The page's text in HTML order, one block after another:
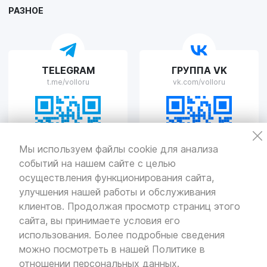
Мы используем файлы cookie для анализа
событий на нашем сайте с целью
осуществления функционирования сайта,
улучшения нашей работы и обслуживания
клиентов. Продолжая просмотр страниц этого
сайта, вы принимаете условия его
использования. Более подробные сведения
можно посмотреть в нашей Политике в
отношении персональных данных.
VOLLO Рязань
г. Рязань, улица Островского, д.109/2
Пн-Пт с 9:00 до 20:00, Сб-Вс выходной
VOLLO Тверь
г. Тверь, проспект Николая Корыткова, 17А
Пн-Пт с 9:00 до 19:00 Сб-Вс с 10:00 до 19:00
РАЗНОЕ
TELEGRAM
t.me/volloru
ГРУППА VK
vk.com/volloru
© Все права защищены. Информация сайта защищена законом
об авторских правах.
Политикаконфиденциальности
Разработкаи продвижение — «SeoOlimp»